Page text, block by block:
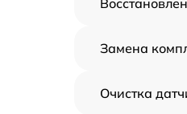
Замена
Очистка